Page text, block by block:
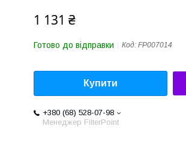
1 131 ₴
Готово до відправки Код: FP007014
Купити
+380 (68) 528-07-98
Менеджер FilterPoint